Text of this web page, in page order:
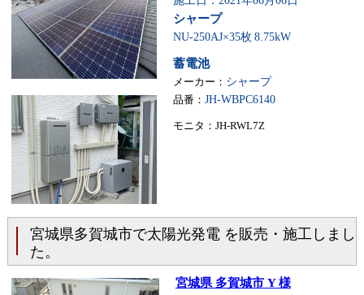
シャープ
NU-250AJ×35枚 8.75kW
蓄電池
メーカー： シャープ
品番： JH-WBPC6140
モニタ：JH-RWL7Z
宮城県多賀城市で太陽光発電 を販売・施工しまし
た。
宮城県 多賀城市 Y 様